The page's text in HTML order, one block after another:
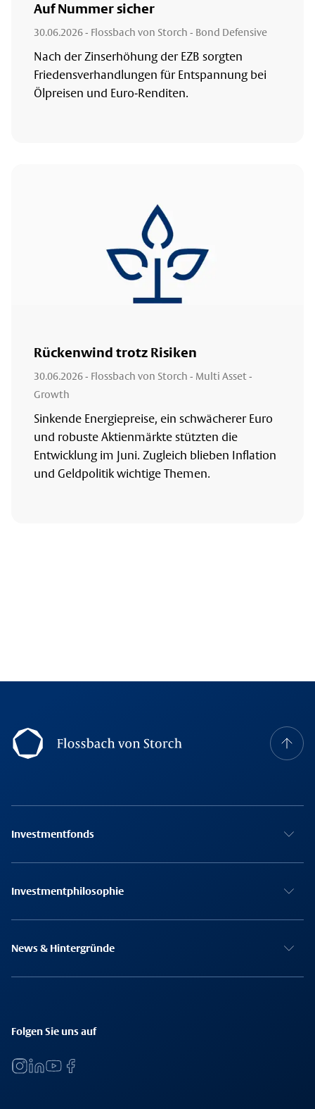
Auf Nummer sicher
30.06.2026- Flossbach von Storch - Bond Defensive
Nach der Zinserhöhung der EZB sorgten
Friedensverhandlungen für Entspannung bei
Ölpreisen und Euro-Renditen.
Rückenwind trotz Risiken
30.06.2026- Flossbach von Storch - Multi Asset -
Growth
Sinkende Energiepreise, ein schwächerer Euro
und robuste Aktienmärkte stützten die
Entwicklung im Juni. Zugleich blieben Inflation
und Geldpolitik wichtige Themen.
Footer Navigation
Investmentfonds
Investmentphilosophie
News & Hintergründe
Folgen Sie uns auf